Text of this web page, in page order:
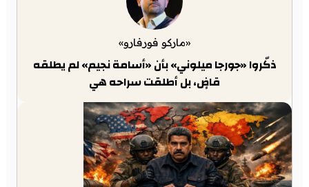
«ماركو فورفارو»
ذكّروا «جورجا ميلوني» بأن «أسامة نجيم» لم يطلقه
قاضٍ، بل أطلقت سراحه هي